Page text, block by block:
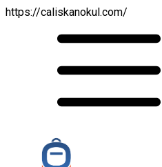
https://caliskanokul.com/